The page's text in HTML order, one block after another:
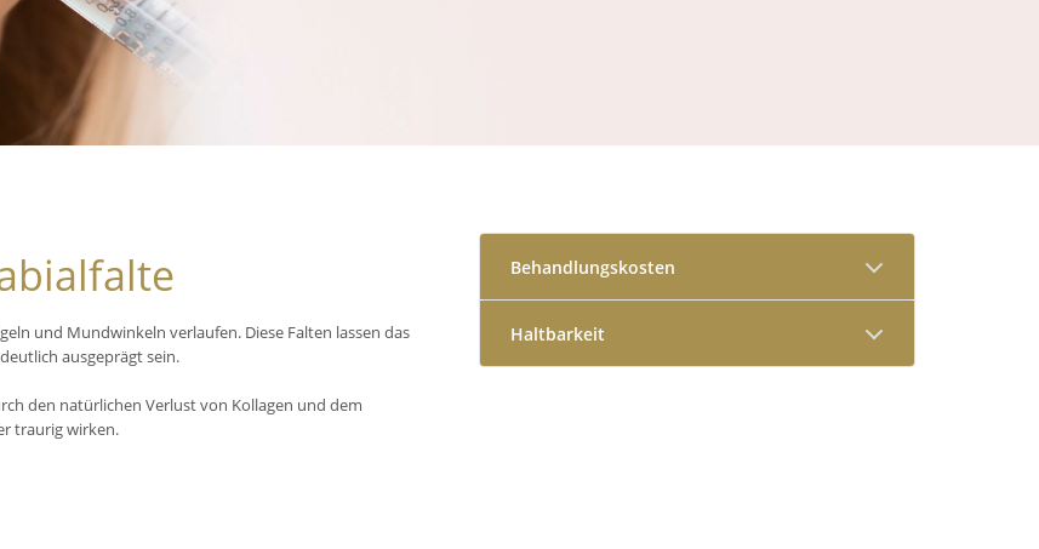
und Mundwinkeln verlaufen. Diese Falten lassen das
ausgeprägt sein.
den natürlichen Verlust von Kollagen und dem
traurig wirken.
Behandlungskosten
Haltbarkeit